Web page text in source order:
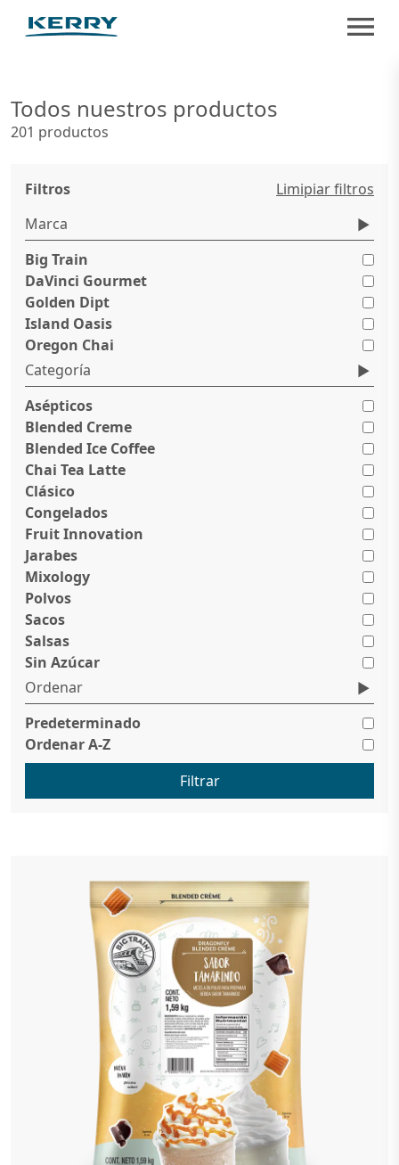
Todos nuestros productos
201 productos
Filtros
Limipiar filtros
Marca
Big Train
DaVinci Gourmet
Golden Dipt
Island Oasis
Oregon Chai
Categoría
Asépticos
Blended Creme
Blended Ice Coffee
Chai Tea Latte
Clásico
Congelados
Fruit Innovation
Jarabes
Mixology
Polvos
Sacos
Salsas
Sin Azúcar
Ordenar
Predeterminado
Ordenar A-Z
Filtrar